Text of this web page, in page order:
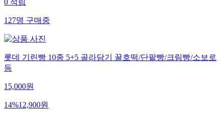
0적립
127명구매중
롯데 기린빵 10종 5+5 골라담기 꿀호떡/단팥빵/크림빵/소보로
등
15,000원
14%12,900원